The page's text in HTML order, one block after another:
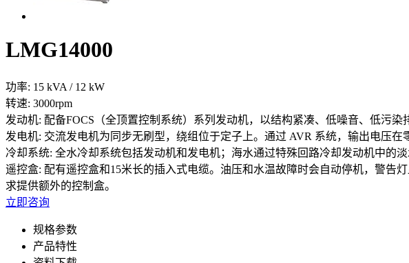
LMG14000
功率: 15 kVA / 12 kW
转速: 3000rpm
发动机: 配备FOCS（全顶置控制系统）系列发动机，以结构紧凑、低噪音、低污染
发电机: 交流发电机为同步无刷型，绕组位于定子上。通过 AVR 系统，输出电压在
冷却系统: 全水冷却系统包括发动机和发电机；海水通过特殊回路冷却发动机中的
遥控盒: 配有遥控盒和15米长的插入式电缆。油压和水温故障时会自动停机，警告
求提供额外的控制盒。
立即咨询
规格参数
产品特性